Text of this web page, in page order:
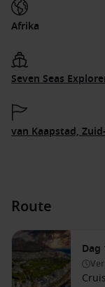
Afrika
Seven Seas
van Kaapstad,
Route
Dag